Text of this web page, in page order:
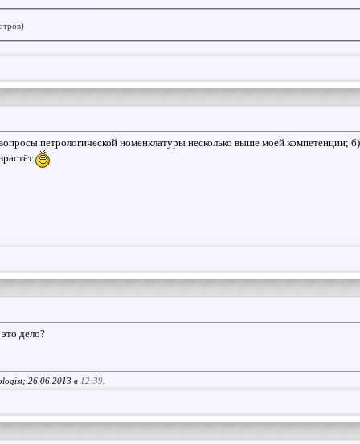
петрологической номенклатуры несколько выше моей компетенции;
дело?
26.06.2013 в 12:39